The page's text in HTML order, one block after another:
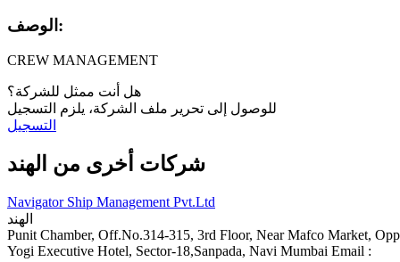
الوصف:
CREW MANAGEMENT
هل أنت ممثل للشركة؟
للوصول إلى تحرير ملف الشركة، يلزم التسجيل
التسجيل
شركات أخرى من الهند
Navigator Ship Management Pvt.Ltd
الهند
Punit Chamber, Off.No.314-315, 3rd Floor, Near Mafco Market, Opp
Yogi Executive Hotel, Sector-18,Sanpada, Navi Mumbai Email :